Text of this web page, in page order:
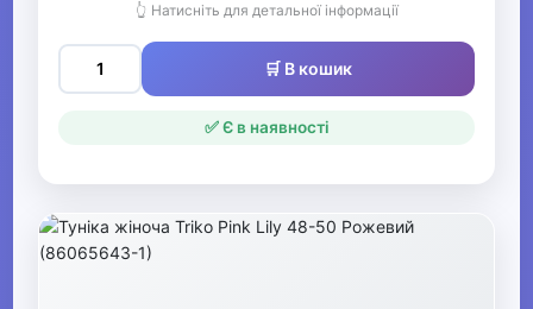
👆 Натисніть для детальної інформації
🛒 В кошик
✅ Є в наявності